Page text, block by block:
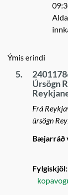
Ýmis erindi
5.
Úrsögn
Frá
úrsögn
Bæjarráð
Fylgiskjöl: